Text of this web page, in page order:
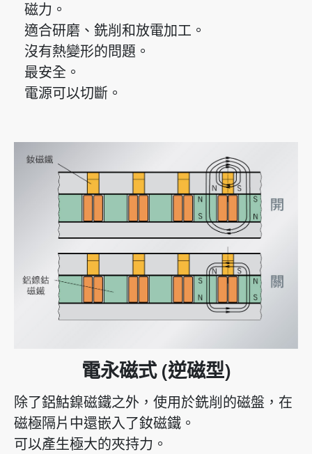
磁力。
適合研磨、銑削和放電加工。
沒有熱變形的問題。
最安全。
電源可以切斷。
電永磁式 (逆磁型)
除了鋁鮕鎳磁鐵之外，使用於銑削的磁盤，在
磁極隔片中還嵌入了釹磁鐵。
可以產生極大的夾持力。